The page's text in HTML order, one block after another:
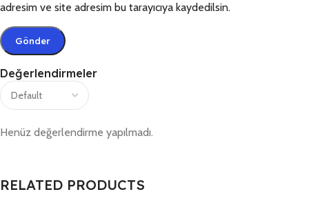
Değerlendirmeler
Henüz değerlendirme yapılmadı.
adresim ve site adresim bu tarayıcıya kaydedilsin.
RELATED PRODUCTS